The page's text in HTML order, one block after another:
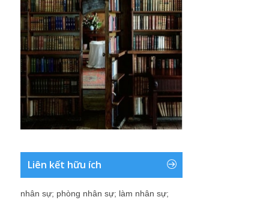
Liên kết hữu ích
nhân sự; phòng nhân sự; làm nhân sự;